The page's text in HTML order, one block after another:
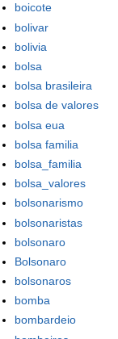
boicote
bolivar
bolivia
bolsa
bolsa brasileira
bolsa de valores
bolsa eua
bolsa familia
bolsa_familia
bolsa_valores
bolsonarismo
bolsonaristas
bolsonaro
Bolsonaro
bolsonaros
bomba
bombardeio